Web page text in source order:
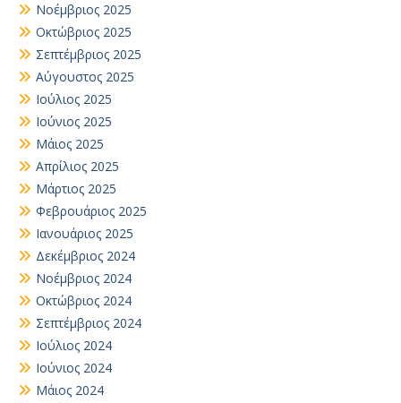
Νοέμβριος 2025
Οκτώβριος 2025
Σεπτέμβριος 2025
Αύγουστος 2025
Ιούλιος 2025
Ιούνιος 2025
Μάιος 2025
Απρίλιος 2025
Μάρτιος 2025
Φεβρουάριος 2025
Ιανουάριος 2025
Δεκέμβριος 2024
Νοέμβριος 2024
Οκτώβριος 2024
Σεπτέμβριος 2024
Ιούλιος 2024
Ιούνιος 2024
Μάιος 2024